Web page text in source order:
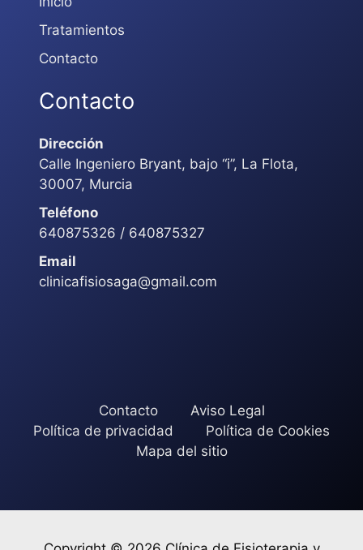
Tratamientos
Contacto
Contacto
Dirección
Calle Ingeniero Bryant, bajo “i”, La Flota,
30007, Murcia
Teléfono
640875326 / 640875327
Email
clinicafisiosaga@gmail.com
Contacto
Aviso Legal
Política de privacidad
Política de Cookies
Mapa del sitio